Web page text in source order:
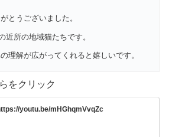
とうございました。
近所の地域猫たちです。
理解が広がってくれると嬉しいです。
をクリック
youtu.be/mHGhqmVvqZc